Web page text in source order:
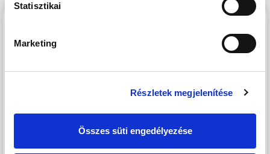
Statisztikai
Marketing
Részletek megjelenítése
Összes süti engedélyezése